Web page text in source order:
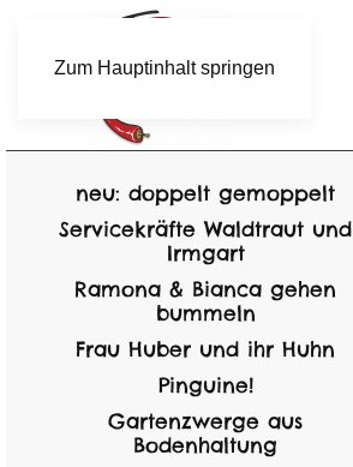
Zum Hauptinhalt springen
neu: doppelt gemoppelt
Servicekräfte Waldtraut und
Irmgart
Ramona & Bianca gehen
bummeln
Frau Huber und ihr Huhn
Pinguine!
Gartenzwerge aus
Bodenhaltung